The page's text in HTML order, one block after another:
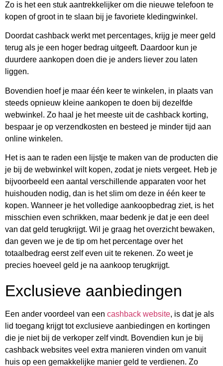
Zo is het een stuk aantrekkelijker om die nieuwe telefoon te
kopen of groot in te slaan bij je favoriete kledingwinkel.
Doordat cashback werkt met percentages, krijg je meer geld
terug als je een hoger bedrag uitgeeft. Daardoor kun je
duurdere aankopen doen die je anders liever zou laten
liggen.
Bovendien hoef je maar één keer te winkelen, in plaats van
steeds opnieuw kleine aankopen te doen bij dezelfde
webwinkel. Zo haal je het meeste uit de cashback korting,
bespaar je op verzendkosten en besteed je minder tijd aan
online winkelen.
Het is aan te raden een lijstje te maken van de producten die
je bij de webwinkel wilt kopen, zodat je niets vergeet. Heb je
bijvoorbeeld een aantal verschillende apparaten voor het
huishouden nodig, dan is het slim om deze in één keer te
kopen. Wanneer je het volledige aankoopbedrag ziet, is het
misschien even schrikken, maar bedenk je dat je een deel
van dat geld terugkrijgt. Wil je graag het overzicht bewaken,
dan geven we je de tip om het percentage over het
totaalbedrag eerst zelf even uit te rekenen. Zo weet je
precies hoeveel geld je na aankoop terugkrijgt.
Exclusieve aanbiedingen
Een ander voordeel van een cashback website, is dat je als
lid toegang krijgt tot exclusieve aanbiedingen en kortingen
die je niet bij de verkoper zelf vindt. Bovendien kun je bij
cashback websites veel extra manieren vinden om vanuit
huis op een gemakkelijke manier geld te verdienen. Zo